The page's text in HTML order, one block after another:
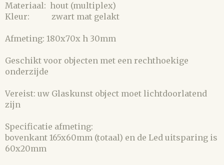
Materiaal: hout (multiplex)
Kleur: zwart mat gelakt
Afmeting: 180x70x h 30mm
Geschikt voor objecten met een rechthoekige
onderzijde
Vereist: uw Glaskunst object moet lichtdoorlatend
zijn
Specificatie afmeting:
bovenkant 165x60mm (totaal) en de Led uitsparing is
60x20mm